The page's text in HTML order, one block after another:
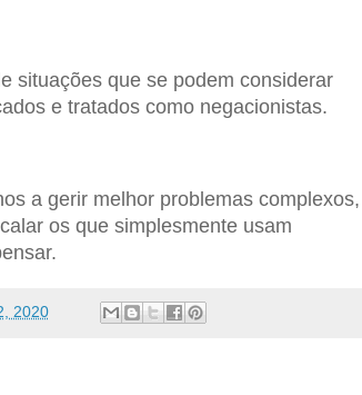
situações que se podem considerar
e tratados como negacionistas.
a gerir melhor problemas complexos,
os que simplesmente usam
2020